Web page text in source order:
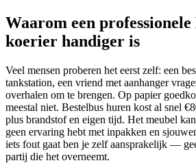
Waarom een
koerier handiger is
Veel mensen proberen het eerst zelf: een
tankstation, een vriend met aanhanger
overhalen om te brengen. Op papier
meestal niet. Bestelbus huren kost al snel
plus brandstof en eigen tijd. Het meubel
geen ervaring hebt met inpakken en
iets fout gaat ben je zelf aansprakelijk —
partij die het overneemt.